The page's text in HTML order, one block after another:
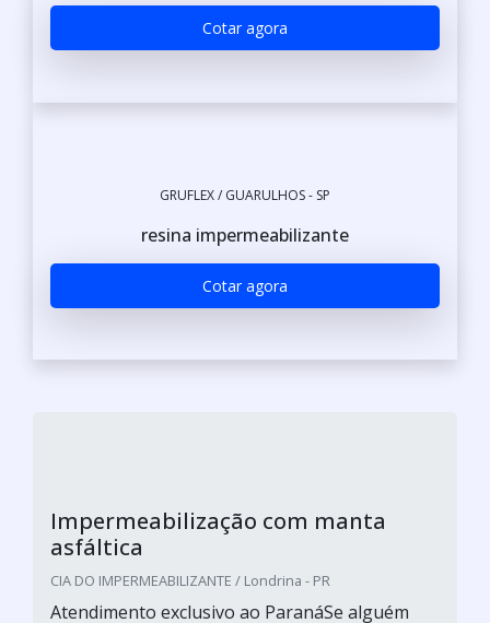
Cotar agora
GRUFLEX / GUARULHOS - SP
resina impermeabilizante
Cotar agora
Impermeabilização com manta
asfáltica
CIA DO IMPERMEABILIZANTE / Londrina - PR
Atendimento exclusivo ao ParanáSe alguém